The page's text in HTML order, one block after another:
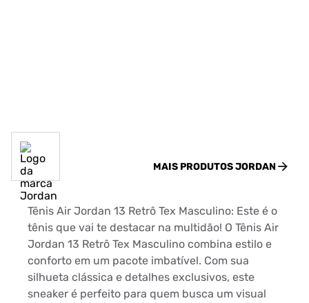
MAIS PRODUTOSJORDAN
Tênis Air Jordan 13 Retrô Tex Masculino: Este é o
tênis que vai te destacar na multidão! O Tênis Air
Jordan 13 Retrô Tex Masculino combina estilo e
conforto em um pacote imbatível. Com sua
silhueta clássica e detalhes exclusivos, este
sneaker é perfeito para quem busca um visual